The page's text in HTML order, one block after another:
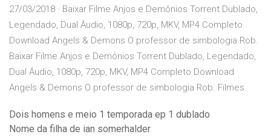
27/03/2018 · Baixar Filme Anjos e Demônios Torrent Dublado,
Legendado, Dual Áudio, 1080p, 720p, MKV, MP4 Completo
Download Angels & Demons O professor de simbologia Rob.
Baixar Filme Anjos e Demônios Torrent Dublado, Legendado,
Dual Áudio, 1080p, 720p, MKV, MP4 Completo Download
Angels & Demons O professor de simbologia Rob. Filmes.
Dois homens e meio 1 temporada ep 1 dublado
Nome da filha de ian somerhalder